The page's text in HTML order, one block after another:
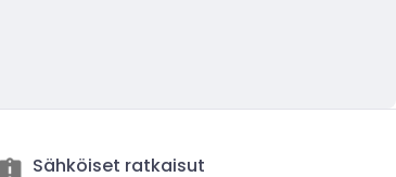
Sähköiset ratkaisut